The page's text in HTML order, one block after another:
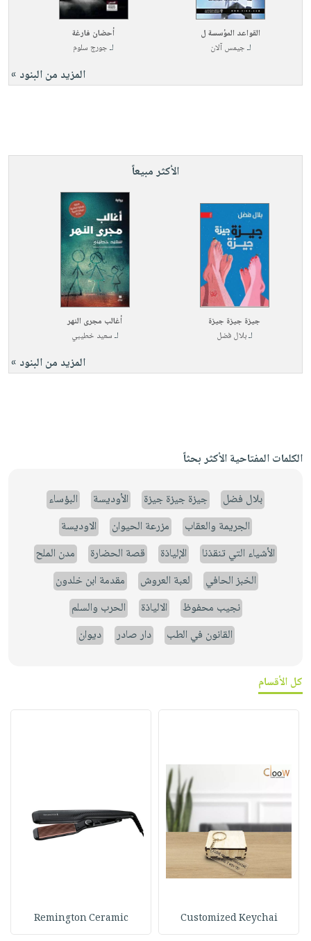
القواعد المؤسسة ل
لـجيمس آلان
أحضان فارغة
لـجورج سلوم
المزيد من البنود »
الأكثر مبيعاً
جيزة جيزة جيزة
لـبلال فضل
أغالب مجرى النهر
لـسعيد خطيبي
المزيد من البنود »
الكلمات المفتاحية الأكثر بحثاً
بلال فضل جيزة جيزة جيزة الأوديسة
البؤساء
الجريمة والعقاب
مزرعة الحيوان
الاوديسة
الأشياء التي تنقذنا
الإلياذة قصة الحضارة
مدن الملح
الخبز الحافي
لعبة العروش
مقدمة ابن خلدون
نجيب محفوظ
الالياذة
الحرب والسلم
القانون في الطب
دار صادر ديوان
كل الأقسام
Customized Keychai
Remington Ceramic